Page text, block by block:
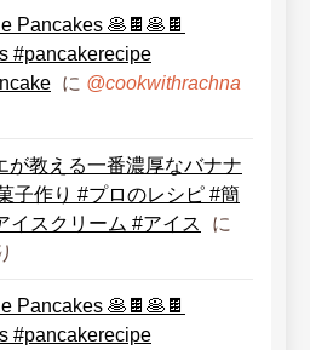
Pancakes 🥞🍫🥞🍫
#pancakerecipe
に @cookwithrachna
が教える一番濃厚なバナナ
子作り #プロのレシピ #簡
イスクリーム #アイス
に
Pancakes 🥞🍫🥞🍫
#pancakerecipe